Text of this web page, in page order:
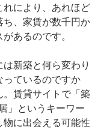
れにより、あれほど
、家賃が数千円か
あるのです。
新築と何ら変わり
っているのですか
。賃貸サイトで「築
」というキーワー
物に出会える可能性